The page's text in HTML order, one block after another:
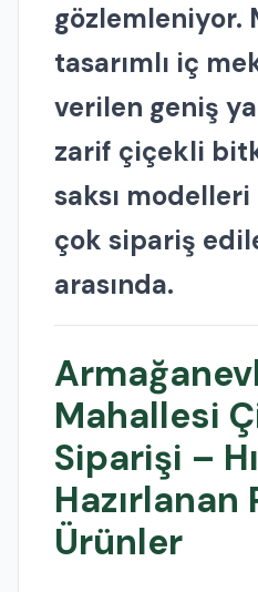
gözlemleniyor.
tasarımlı iç
verilen geniş
zarif çiçekli
saksı
çok sipariş
arasında.
Mahallesi
Siparişi –
Hazırlanan
Ürünler